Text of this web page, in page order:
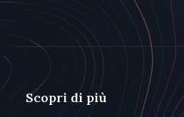
Scopri di più